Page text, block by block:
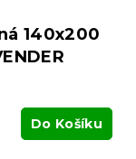
140x200
Do Košíku